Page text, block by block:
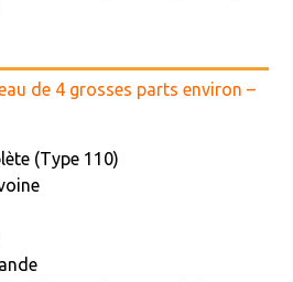
de 4 grosses parts environ –
(Type 110)